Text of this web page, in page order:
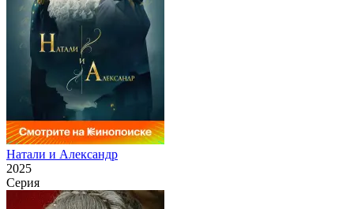
Натали и Александр
2025
Серия